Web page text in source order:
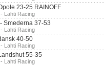
23-25 RAINOFF
Lahti Racing
Smederna 37-53
Lahti Racing
40-50
Lahti Racing
55-35
Lahti Racing